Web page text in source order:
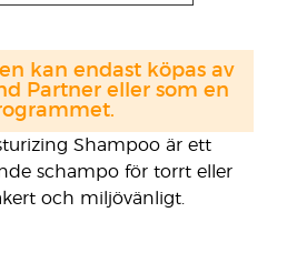
Shampoo är ett
schampo för torrt eller
och miljövänligt.
kan endast köpas av
Partner eller som en